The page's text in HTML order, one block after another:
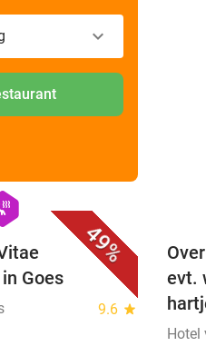
49%
favorite_border
Goes
9.6 star
evt.
Hotel